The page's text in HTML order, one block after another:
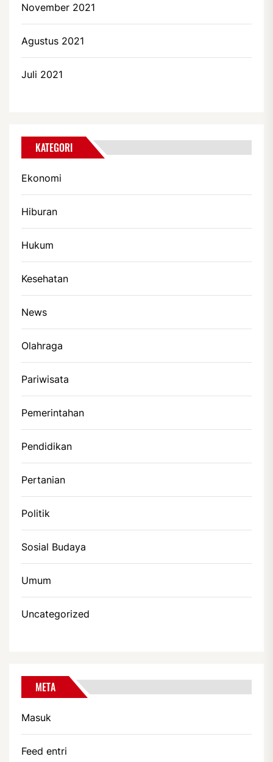
November 2021
Agustus 2021
Juli 2021
KATEGORI
Ekonomi
Hiburan
Hukum
Kesehatan
News
Olahraga
Pariwisata
Pemerintahan
Pendidikan
Pertanian
Politik
Sosial Budaya
Umum
Uncategorized
META
Masuk
Feed entri